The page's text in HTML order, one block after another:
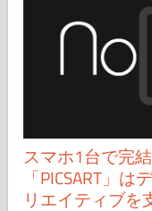
スマホ1台で完
「PICSART」
リエイティブを